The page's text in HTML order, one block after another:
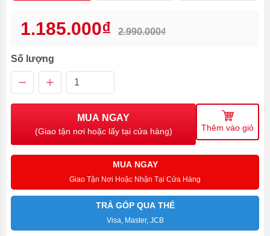
1.185.000₫ 2.990.000₫
Số lượng
MUA NGAY
(Giao tận nơi hoặc lấy tại cửa hàng) Thêm vào giỏ
MUA NGAY
Giao Tận Nơi Hoặc Nhận Tại Cửa Hàng
TRẢ GÓP QUA THẺ
Visa, Master, JCB